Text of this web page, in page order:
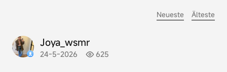
Neueste Älteste
Joya_wsmr
24-5-2026 625